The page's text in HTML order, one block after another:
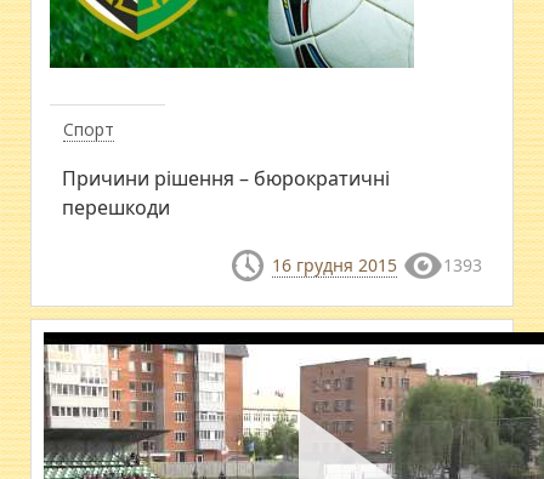
Спорт
Причини рішення – бюрократичні
перешкоди
16 грудня 2015 1393